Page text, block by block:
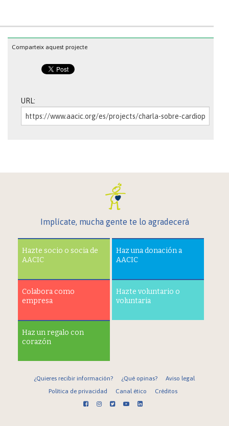
Comparteix aquest projecte
URL:
Implícate, mucha gente te lo agradecerá
Hazte socio o socia de
AACIC
Haz una donación a
AACIC
Colabora como
empresa
Hazte voluntario o
voluntaria
Haz un regalo con
corazón
¿Quieres recibir información? ¿Qué opinas?
Aviso legal
Política de privacidad
Canal ético Créditos